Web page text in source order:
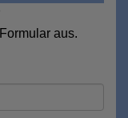
aus.